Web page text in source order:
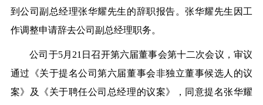
到公司副总经理张华耀先生的辞职报告。张华耀先生因工
作调整申请辞去公司副总经理职务。
公司于5月21日召开第六届董事会第十二次会议，审议
通过《关于提名公司第六届董事会非独立董事候选人的议
案》及《关于聘任公司总经理的议案》， 同意提名张华耀